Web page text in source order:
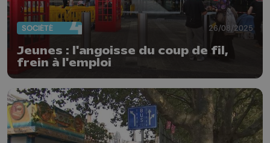
SOCIÉTÉ 26/08/2025
Jeunes : l'angoisse du coup de fil,
frein à l'emploi